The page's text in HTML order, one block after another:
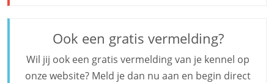
Ook een gratis vermelding?
Wil jij ook een gratis vermelding van je kennel op
onze website? Meld je dan nu aan en begin direct